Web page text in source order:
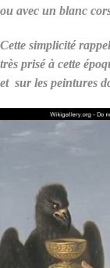
ou avec un blanc
Cette simplicité
très prisé à cette
et sur les peintures